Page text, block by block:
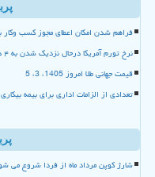
فراهم شدن امکان اعطای مجوز کسب وکار
نرخ تورم آمریکا درحال نزدیک شدن به ۴ درصد
قیمت جهانی طلا امروز 1405، 3، 5
تعدادی از الزامات اداری برای بیمه
شارژ کوپن مرداد ماه از فردا شروع می